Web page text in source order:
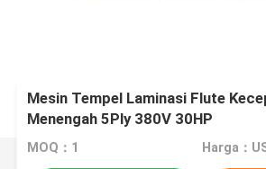
Mesin Tempel Laminasi Flute
Menengah 5Ply 380V 30HP
MOQ：1